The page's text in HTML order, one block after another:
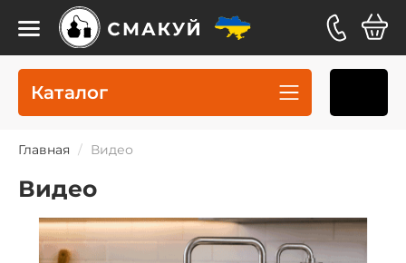
Каталог
Главная Видео
Видео